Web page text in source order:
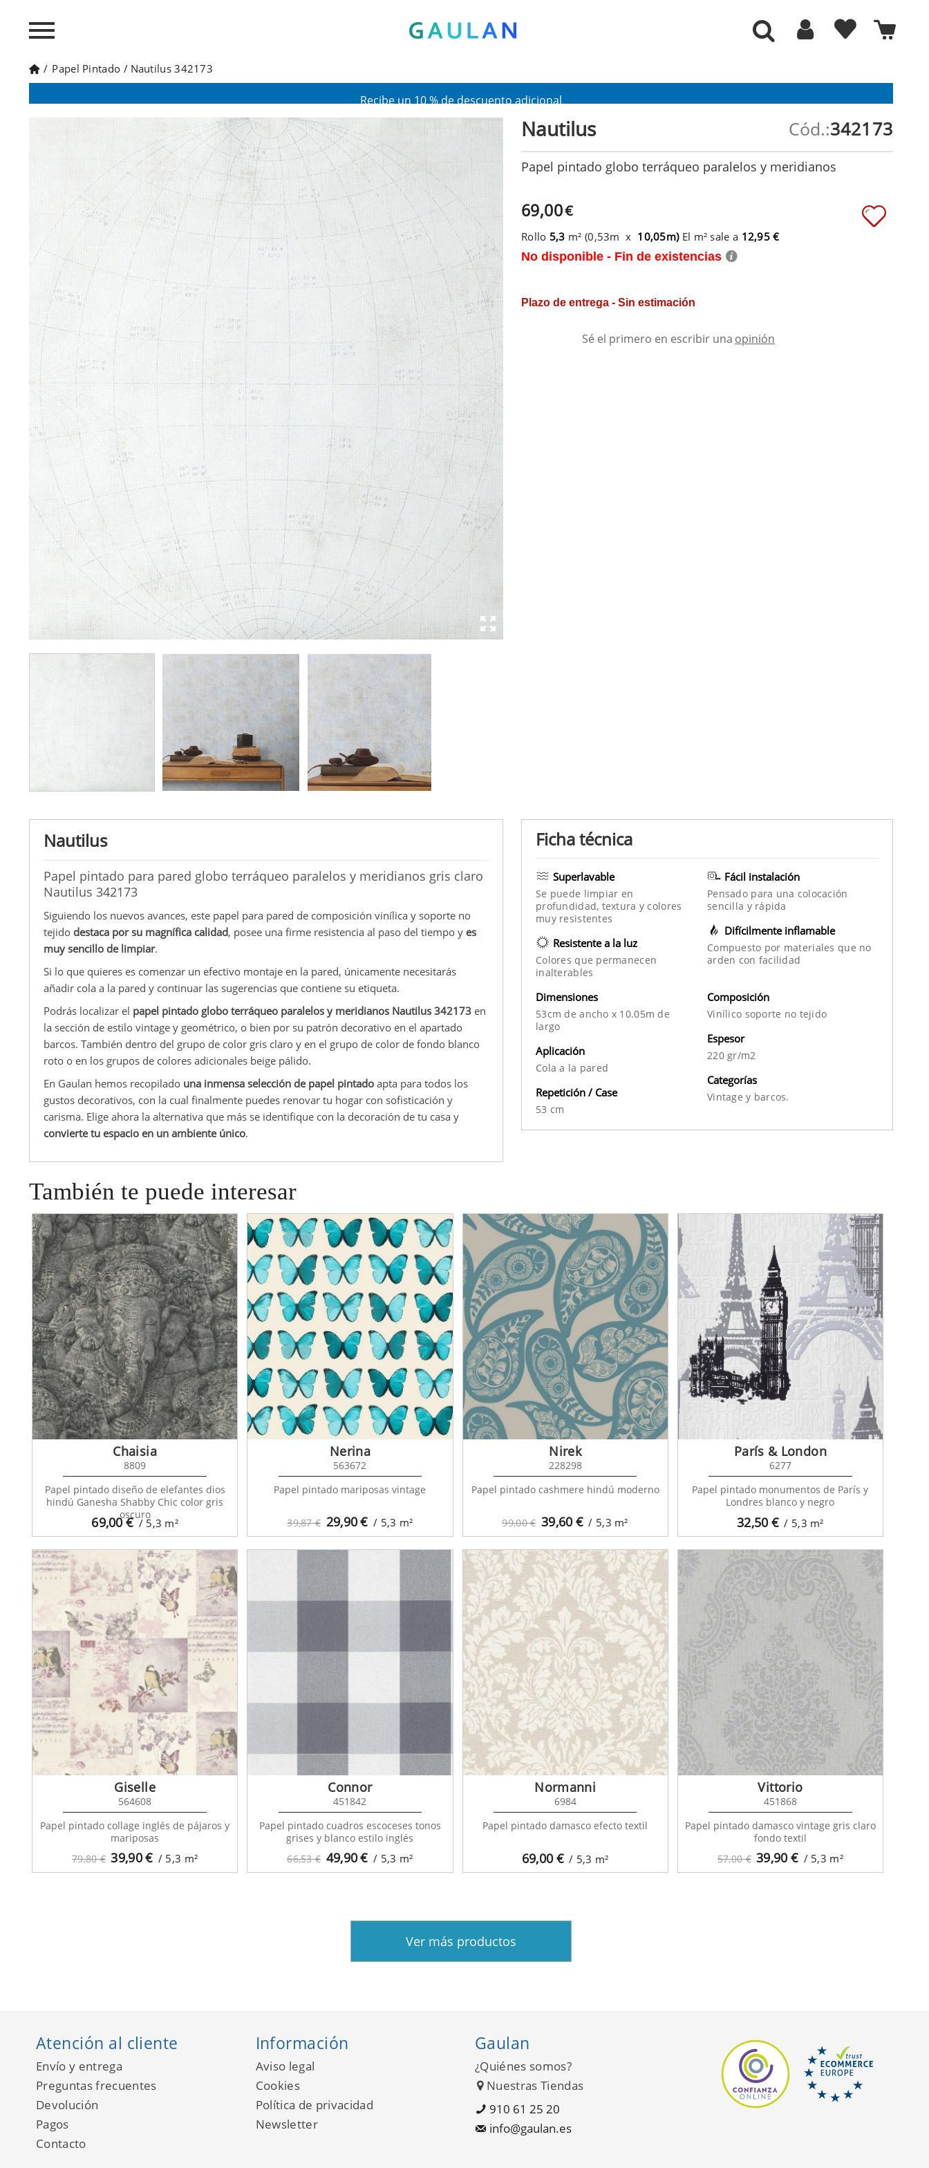
/ Papel Pintado / Nautilus 342173
Recibe un 10 % de descuento adicional
Nautilus
Papel pintado para pared globo terráqueo paralelos y meridianos gris claro
Nautilus 342173
Siguiendo los nuevos avances, este papel para pared de composición vinílica y soporte no
tejido destaca por su magnífica calidad, posee una firme resistencia al paso del tiempo y es
muy sencillo de limpiar.
Si lo que quieres es comenzar un efectivo montaje en la pared, únicamente necesitarás
añadir cola a la pared y continuar las sugerencias que contiene su etiqueta.
Podrás localizar el papel pintado globo terráqueo paralelos y meridianos Nautilus 342173 en
la sección de estilo vintage y geométrico, o bien por su patrón decorativo en el apartado
barcos. También dentro del grupo de color gris claro y en el grupo de color de fondo blanco
roto o en los grupos de colores adicionales beige pálido.
En Gaulan hemos recopilado una inmensa selección de papel pintado apta para todos los
gustos decorativos, con la cual finalmente puedes renovar tu hogar con sofisticación y
carisma. Elige ahora la alternativa que más se identifique con la decoración de tu casa y
convierte tu espacio en un ambiente único.
Nautilus 342173
Cód.:
Papel pintado globo terráqueo paralelos y meridianos
69,00€
Rollo 5,3 m² (0,53m x 10,05m) El m² sale a 12,95 €
No disponible - Fin de existencias
Plazo de entrega - Sin estimación
Sé el primero en escribir una opinión
Ficha técnica
Superlavable
Se puede limpiar en
profundidad, textura y colores
muy resistentes
Resistente a la luz
Colores que permanecen
inalterables
Fácil instalación
Pensado para una colocación
sencilla y rápida
Difícilmente inflamable
Compuesto por materiales que no
arden con facilidad
Dimensiones
53cm de ancho x 10.05m de
largo
Aplicación
Cola a la pared
Repetición / Case
53 cm
Composición
Vinílico soporte no tejido
Espesor
220 gr/m2
Categorías
Vintagey barcos.
También te puede interesar
69,00€ / 5,3 m²
Chaisia
8809
Papel pintado diseño de elefantes dios
hindú Ganesha Shabby Chic color gris
oscuro
39,87 € 29,90€ / 5,3 m²
Nerina
563672
Papel pintado mariposas vintage
99,00 € 39,60€ / 5,3 m²
Nirek
228298
Papel pintado cashmere hindú moderno
32,50€ / 5,3 m²
París & London
6277
Papel pintado monumentos de París y
Londres blanco y negro
79,80 € 39,90€ / 5,3 m²
Giselle
564608
Papel pintado collage inglés de pájaros y
mariposas
66,53 € 49,90€ / 5,3 m²
Connor
451842
Papel pintado cuadros escoceses tonos
grises y blanco estilo inglés
69,00€ / 5,3 m²
Normanni
6984
Papel pintado damasco efecto textil
57,00 € 39,90€ / 5,3 m²
Vittorio
451868
Papel pintado damasco vintage gris claro
fondo textil
Ver más productos
Atención al cliente
Envío y entrega
Preguntas frecuentes
Devolución
Pagos
Contacto
Información
Aviso legal
Cookies
Política de privacidad
Newsletter
Gaulan
¿Quiénes somos?
Nuestras Tiendas
910 61 25 20
info@gaulan.es